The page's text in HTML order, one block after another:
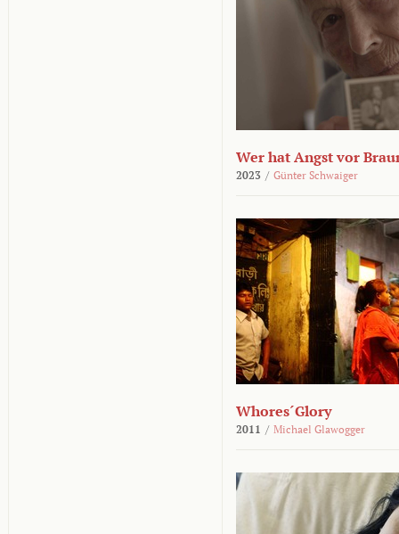
Wer hat Angst vor
2023 / Günter Schwaiger
Whores´Glory
2011 / Michael Glawogger